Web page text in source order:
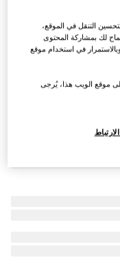
التنقل في الموقع،
لك بمشاركة المحتوى
في استخدام موقع
موقع الويب هذا، يُرجى